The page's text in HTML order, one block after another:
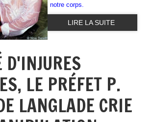
notre corps.
LIRE LA SUITE
D'INJURES
LE PRÉFET P.
LANGLADE CRIE